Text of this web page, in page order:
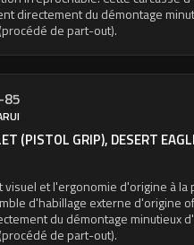
directement du démontage
de part-out).
85
(PISTOL GRIP), DESERT
visuel et l'ergonomie d'origine à la
d'habillage externe d'origine
du démontage minutieux
de part-out).